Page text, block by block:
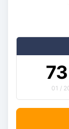
73
01 /